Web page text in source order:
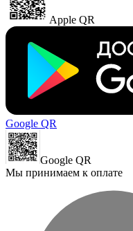
Apple QR
Google QR
Google QR
Мы принимаем к оплате